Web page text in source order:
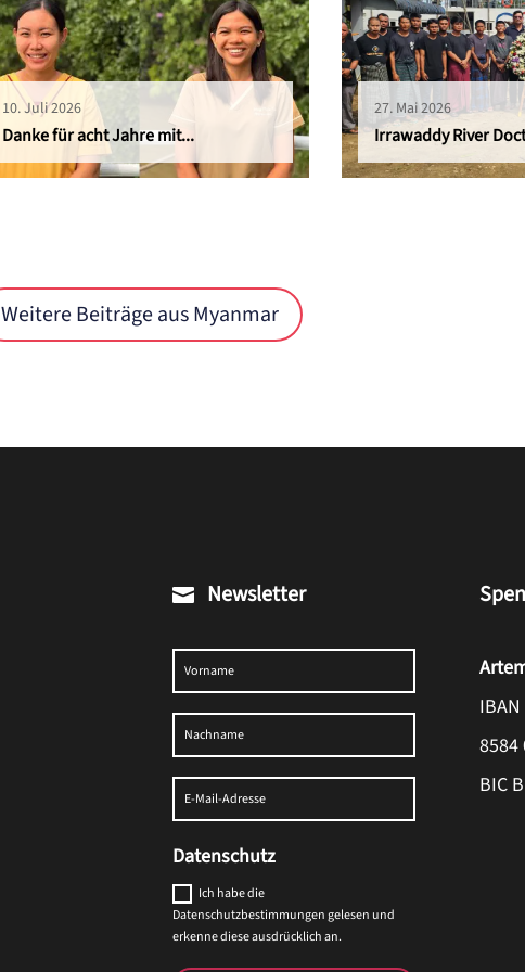
10. Juli 2026
Danke für acht Jahre mit...
27. Mai 2026
Irrawaddy River
Weitere Beiträge aus Myanmar
 Newsletter
Datenschutz
Ich habe die
Datenschutzbestimmungen gelesen und
erkenne diese ausdrücklich an.
8584
BIC